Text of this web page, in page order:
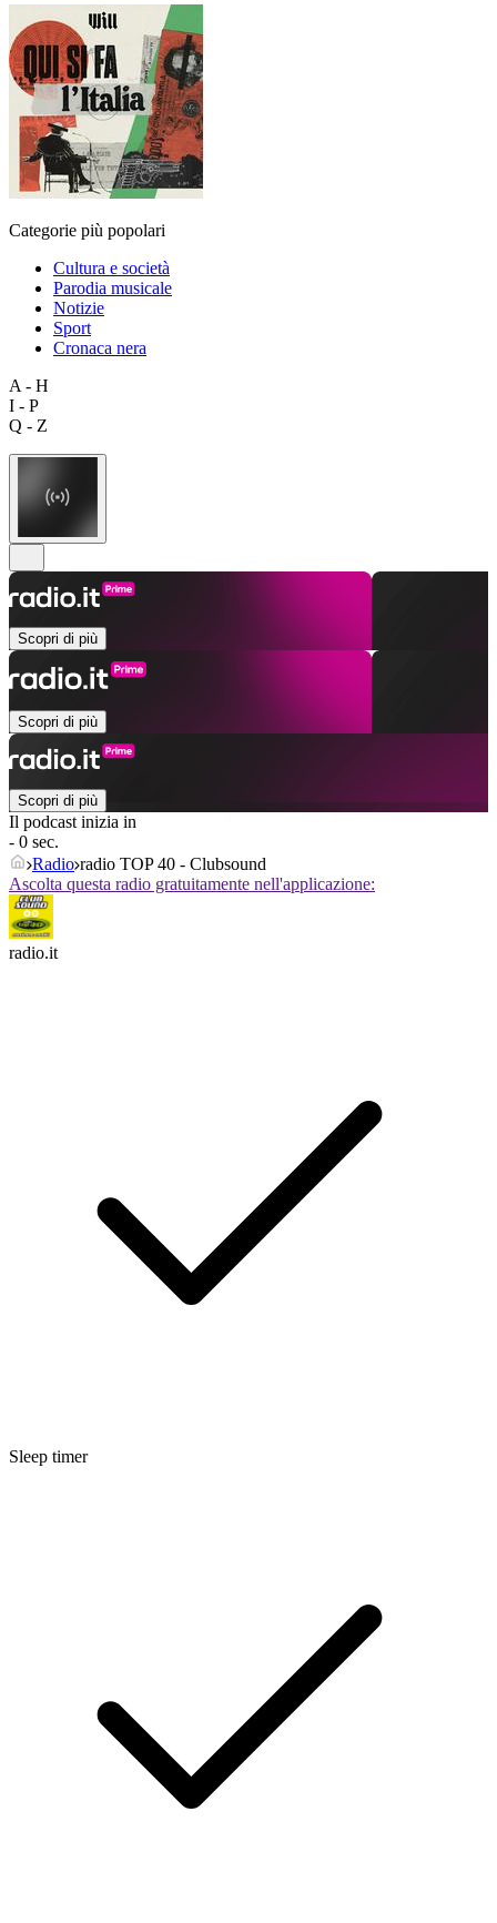
Categorie più popolari
Cultura e società
Parodia musicale
Notizie
Sport
Cronaca nera
A - H
I - P
Q - Z
Scopri di più
Scopri di più
Scopri di più
Il podcast inizia in
- 0 sec.
Radio radio TOP 40 - Clubsound
Ascolta questa radio gratuitamente nell'applicazione:
radio.it
Sleep timer